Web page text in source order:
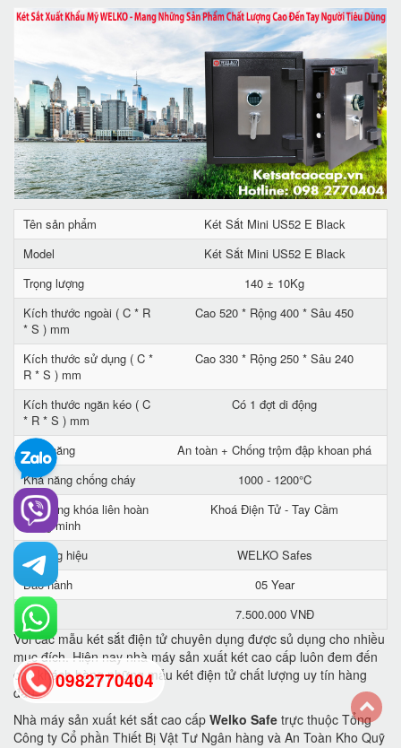
Tên sản phẩm
Két Sắt Mini US52 E Black
Model
Két Sắt Mini US52 E Black
Trọng lượng
140 ± 10Kg
Kích thước ngoài ( C * R
* S ) mm
Cao 520 * Rộng 400 * Sâu 450
Kích thước sử dụng ( C *
R * S ) mm
Cao 330 * Rộng 250 * Sâu 240
Kích thước ngăn kéo ( C
* R * S ) mm
Có 1 đợt di động
Tính năng
An toàn + Chống trộm đập khoan phá
Khả năng chống cháy
1000 - 1200°C
Hệ thống khóa liên hoàn
thông minh
Khoá Điện Tử - Tay Cầm
Thương hiệu
WELKO Safes
Bảo hành
05 Year
Giá
7.500.000 VNĐ
Với các mẫu két sắt điện tử chuyên dụng được sủ dụng cho nhiều
mục đích. Hiện nay nhà máy sản xuất két cao cấp luôn đem đến
cho khách hàng những mẫu két điện tử chất lượng uy tín hàng
đầu.
Nhà máy sản xuất két sắt cao cấp Welko Safe trực thuộc Tổng
Công ty Cổ phần Thiết Bị Vật Tư Ngân hàng và An Toàn Kho Quỹ
0982770404
back